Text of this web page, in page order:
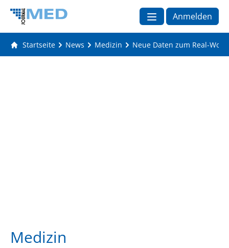
Anmelden
Startseite News Medizin Neue Daten zum Real-
Medizin